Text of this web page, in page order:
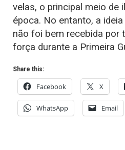
velas, o principal meio de
época. No entanto, a
não foi bem recebida por
força durante a Primeira
Share this:
Facebook X
WhatsApp Email